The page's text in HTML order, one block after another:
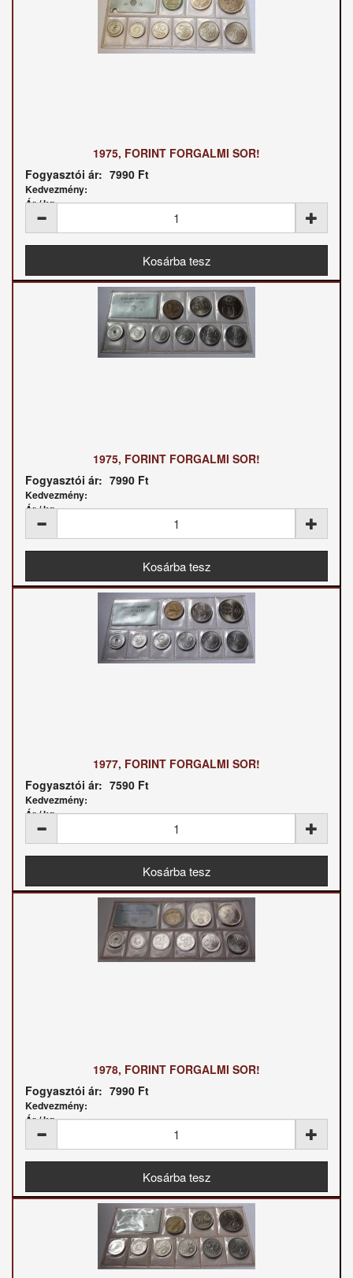
1975, FORINT FORGALMI SOR!
Fogyasztói ár: 7990 Ft
Kedvezmény:
Ár / kg:
1975, FORINT FORGALMI SOR!
Fogyasztói ár: 7990 Ft
Kedvezmény:
Ár / kg:
1977, FORINT FORGALMI SOR!
Fogyasztói ár: 7590 Ft
Kedvezmény:
Ár / kg:
1978, FORINT FORGALMI SOR!
Fogyasztói ár: 7990 Ft
Kedvezmény:
Ár / kg: